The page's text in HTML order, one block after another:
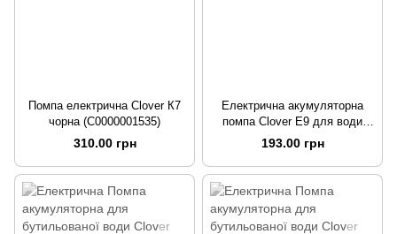
Помпа електрична Clover К7
чорна (C0000001535)
310.00 грн
Електрична акумуляторна
помпа Clover E9 для води
(C0000001333)
193.00 грн